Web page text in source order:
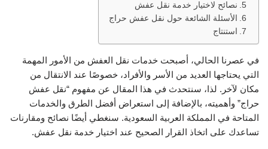
نصائح لاختيار خدمة نقل عفش
الأسئلة الشائعة حول نقل عفش حراج
استنتاج
في عصرنا الحالي، أصبحت خدمات نقل العفش من الأمور المهمة
التي يحتاجها العديد من الأسر والأفراد، خصوصًا عند الانتقال من
مكان لآخر. لذا، سنتحدث في هذا المقال عن مفهوم “نقل عفش
حراج” وأهميته، بالإضافة إلى استعراض أفضل الطرق والخدمات
المتاحة في المملكة العربية السعودية. سنغطي أيضًا نصائح ومقارنات
تساعدك على اتخاذ القرار الصحيح عند اختيار خدمة نقل عفش.